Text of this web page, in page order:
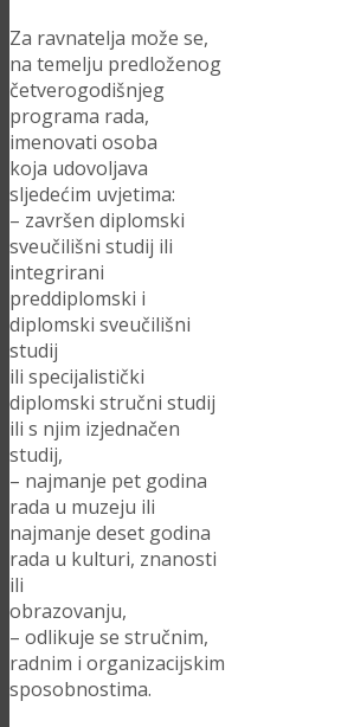
Za ravnatelja može se,
na temelju predloženog
četverogodišnjeg
programa rada,
imenovati osoba
koja udovoljava
sljedećim uvjetima:
– završen diplomski
sveučilišni studij ili
integrirani
preddiplomski i
diplomski sveučilišni
studij
ili specijalistički
diplomski stručni studij
ili s njim izjednačen
studij,
– najmanje pet godina
rada u muzeju ili
najmanje deset godina
rada u kulturi, znanosti
ili
obrazovanju,
– odlikuje se stručnim,
radnim i organizacijskim
sposobnostima.